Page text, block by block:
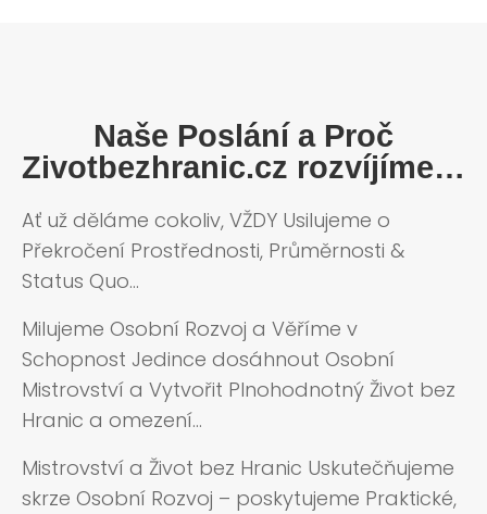
Naše Poslání a Proč
Zivotbezhranic.cz rozvíjíme…
Ať už děláme cokoliv, VŽDY Usilujeme o
Překročení Prostřednosti, Průměrnosti &
Status Quo…
Milujeme Osobní Rozvoj a Věříme v
Schopnost Jedince dosáhnout Osobní
Mistrovství a Vytvořit Plnohodnotný Život bez
Hranic a omezení…
Mistrovství a Život bez Hranic Uskutečňujeme
skrze Osobní Rozvoj – poskytujeme Praktické,